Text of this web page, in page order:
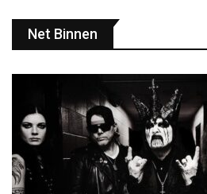
Net Binnen